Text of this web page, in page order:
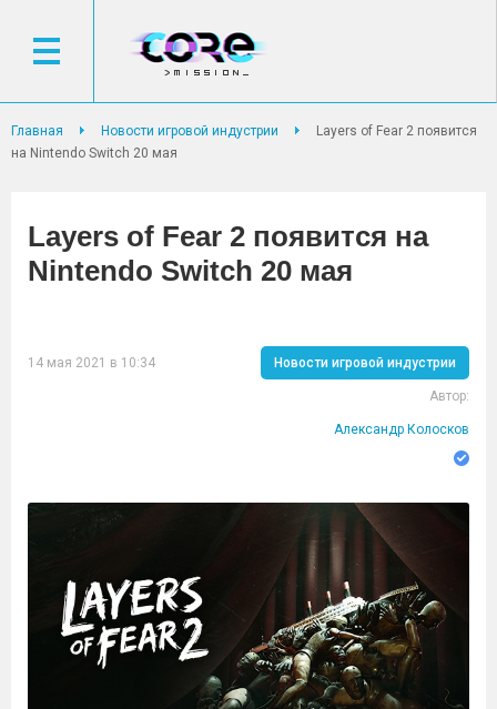
Главная Новости игровой индустрии
Layers of Fear 2 появится
на Nintendo Switch 20 мая
Layers of Fear 2 появится на
Nintendo Switch 20 мая
14 мая 2021 в 10:34 Новости игровой индустрии
Автор:
Александр Колосков